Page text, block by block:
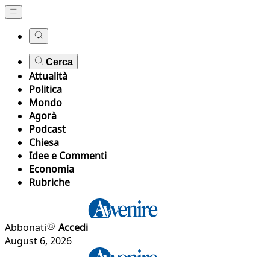
Cerca
Attualità
Politica
Mondo
Agorà
Podcast
Chiesa
Idee e Commenti
Economia
Rubriche
Abbonati
Accedi
August 6, 2026